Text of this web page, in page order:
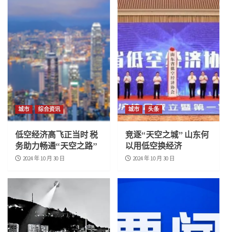
城市 综合资讯
低空经济高飞正当时 税
务助力畅通“天空之路”
2024 年 10 月 30 日
城市 头条
竞逐“天空之城” 山东何
以用低空换经济
2024 年 10 月 30 日